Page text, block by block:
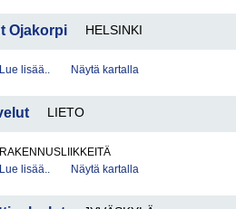
Ojakorpi HELSINKI
Lue lisää.. Näytä kartalla
LIETO
RAKENNUSLIIKKEITÄ
Lue lisää..
Näytä kartalla